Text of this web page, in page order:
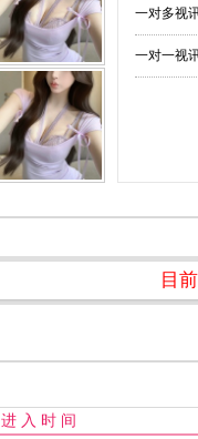
一对多视
一对一视
目
进 入 时 间